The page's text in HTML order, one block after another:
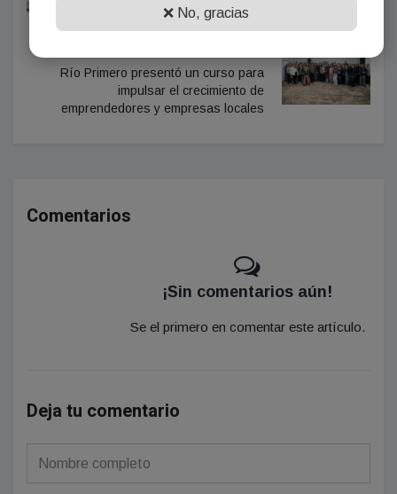
polémica
Río Primero presentó un curso para
impulsar el crecimiento de
emprendedores y empresas locales
Comentarios
¡Sin comentarios aún!
Se el primero en comentar este artículo.
Deja tu comentario
❌ No, gracias